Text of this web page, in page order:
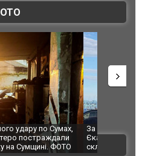
кордону з Україною: в
дронів загорівся
ВІДЕО
"Мої